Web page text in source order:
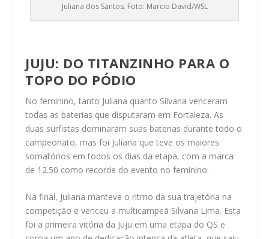
Juliana dos Santos. Foto: Marcio David/WSL
JUJU: DO TITANZINHO PARA O
TOPO DO PÓDIO
No feminino, tanto Juliana quanto Silvana venceram
todas as baterias que disputaram em Fortaleza. As
duas surfistas dominaram suas baterias durante todo o
campeonato, mas foi Juliana que teve os maiores
somatórios em todos os dias da etapa, com a marca
de 12.50 como recorde do evento no feminino.
Na final, Juliana manteve o ritmo da sua trajetória na
competição e venceu a multicampeã Silvana Lima. Esta
foi a primeira vitória da Juju em uma etapa do QS e